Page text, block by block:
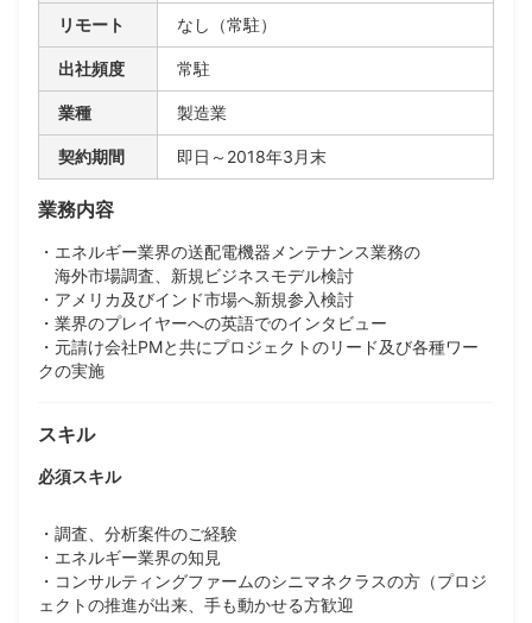
リモート なし（常駐）
出社頻度 常駐
業種 製造業
契約期間 即日～2018年3月末
業務内容
・エネルギー業界の送配電機器メンテナンス業務の
海外市場調査、新規ビジネスモデル検討
・アメリカ及びインド市場へ新規参入検討
・業界のプレイヤーへの英語でのインタビュー
・元請け会社PMと共にプロジェクトのリード及び各種ワー
クの実施
スキル
必須スキル
・調査、分析案件のご経験
・エネルギー業界の知見
・コンサルティングファームのシニマネクラスの方（プロジ
ェクトの推進が出来、手も動かせる方歓迎